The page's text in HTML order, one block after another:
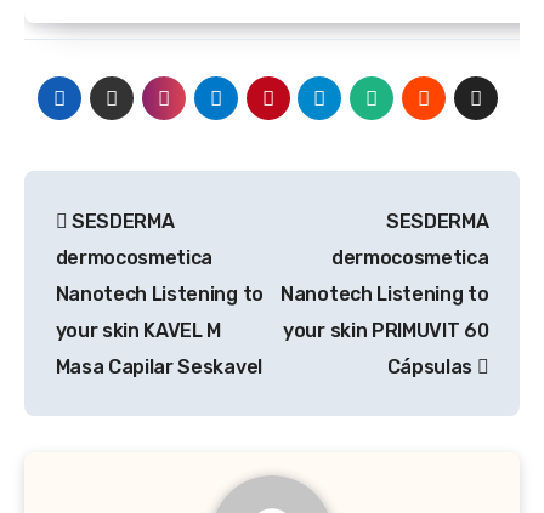
de
entradas
SESDERMA
dermocosmetica
Nanotech Listening to
your skin KAVEL M
Masa Capilar Seskavel
SESDERMA
dermocosmetica
Nanotech Listening to
your skin PRIMUVIT 60
Cápsulas